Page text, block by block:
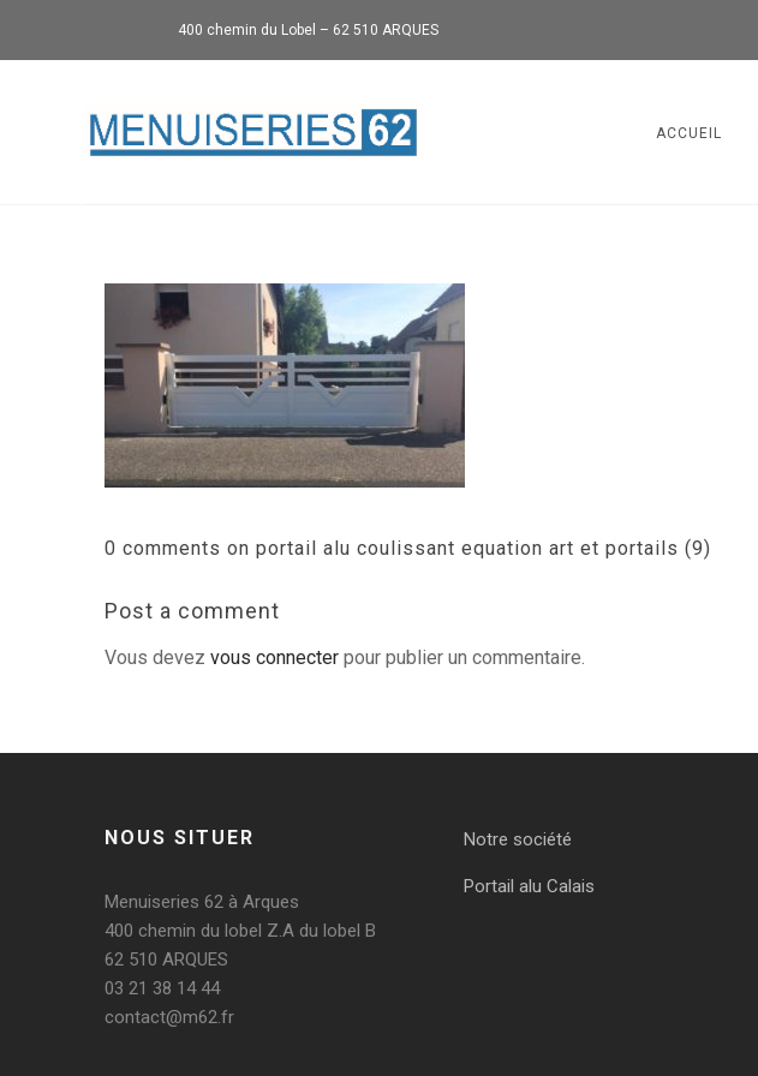
400 chemin du Lobel – 62 510 ARQUES
ACCUEIL
0 comments on portail alu coulissant equation art et portails (9)
Post a comment
Vous devezvous connecter pour publier un commentaire.
NOUS SITUER
Menuiseries 62 à Arques
400 chemin du lobel Z.A du lobel B
62 510 ARQUES
03 21 38 14 44
contact@m62.fr
Notre société
Portail alu Calais